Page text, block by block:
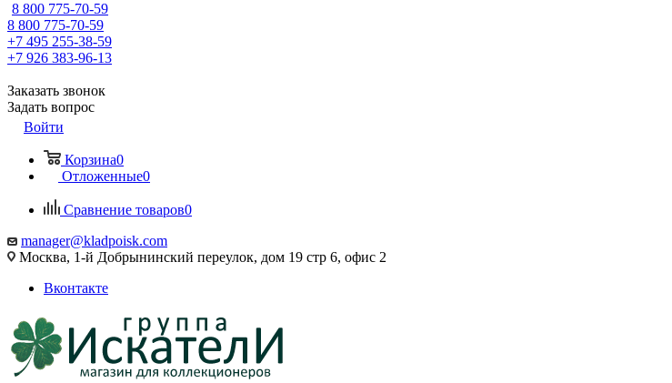
8 800 775-70-59
8 800 775-70-59
+7 495 255-38-59
+7 926 383-96-13
Заказать звонок
Задать вопрос
Войти
Корзина0
Отложенные0
Сравнение товаров0
manager@kladpoisk.com
Москва, 1-й Добрынинский переулок, дом 19 стр 6, офис 2
Вконтакте